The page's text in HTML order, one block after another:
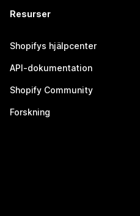
Resurser
Shopifys hjälpcenter
API-dokumentation
Shopify Community
Forskning